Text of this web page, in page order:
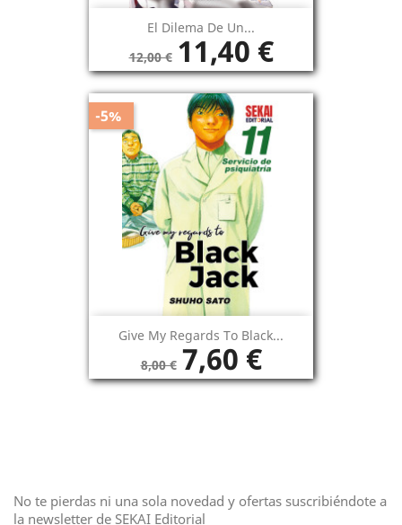
El Dilema De Un...
12,00 € 11,40 €
Give My Regards To Black...
8,00 € 7,60 €
-5%
No te pierdas ni una sola novedad y ofertas suscribiéndote a
la newsletter de SEKAI Editorial